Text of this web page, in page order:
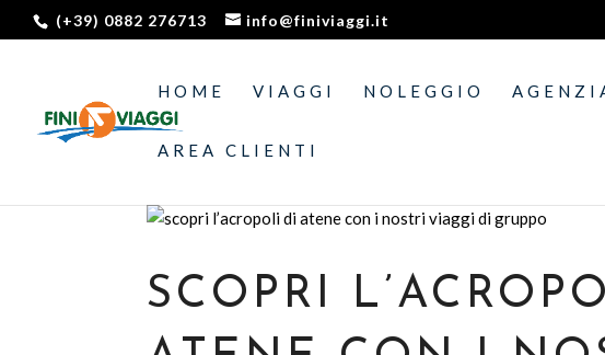
(+39) 0882 276713 info@finiviaggi.it
HOME VIAGGI NOLEGGIO
AREA CLIENTI
SCOPRI